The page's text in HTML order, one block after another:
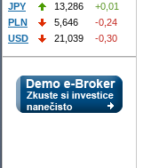
JPY
13,286
+0,01
PLN
5,646
-0,24
USD
21,039 -0,30